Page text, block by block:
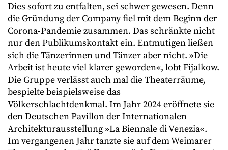
Dies sofort zu entfalten, sei schwer gewesen. Denn
die Gründung der Company fiel mit dem Beginn der
Corona-Pandemie zusammen. Das schränkte nicht
nur den Publikumskontakt ein. Entmutigen ließen
sich die Tänzerinnen und Tänzer aber nicht. »Die
Arbeit ist heute viel klarer geworden«, lobt Fijalkow.
Die Gruppe verlässt auch mal die Theaterräume,
bespielte beispielsweise das
Völkerschlachtdenkmal. Im Jahr 2024 eröffnete sie
den Deutschen Pavillon der Internationalen
Architekturausstellung »La Biennale di Venezia«.
Im vergangenen Jahr tanzte sie auf dem Weimarer